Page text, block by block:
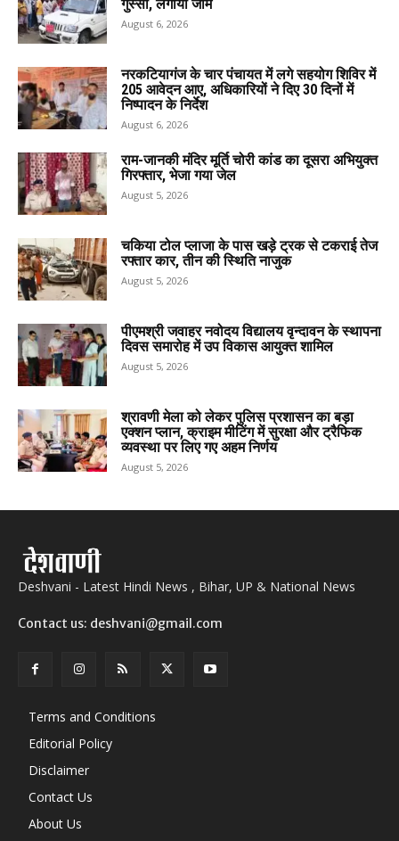
गुस्सा, लगाया जाम
August 6, 2026
नरकटियागंज के चार पंचायत में लगे सहयोग शिविर में
205 आवेदन आए, अधिकारियों ने दिए 30 दिनों में
निष्पादन के निर्देश
August 6, 2026
राम-जानकी मंदिर मूर्ति चोरी कांड का दूसरा अभियुक्त
गिरफ्तार, भेजा गया जेल
August 5, 2026
चकिया टोल प्लाजा के पास खड़े ट्रक से टकराई तेज
रफ्तार कार, तीन की स्थिति नाजुक
August 5, 2026
पीएमश्री जवाहर नवोदय विद्यालय वृन्दावन के स्थापना
दिवस समारोह में उप विकास आयुक्त शामिल
August 5, 2026
श्रावणी मेला को लेकर पुलिस प्रशासन का बड़ा
एक्शन प्लान, क्राइम मीटिंग में सुरक्षा और ट्रैफिक
व्यवस्था पर लिए गए अहम निर्णय
August 5, 2026
Deshvani - Latest Hindi News , Bihar, UP & National News
Contact us: deshvani@gmail.com
Terms and Conditions
Editorial Policy
Disclaimer
Contact Us
About Us